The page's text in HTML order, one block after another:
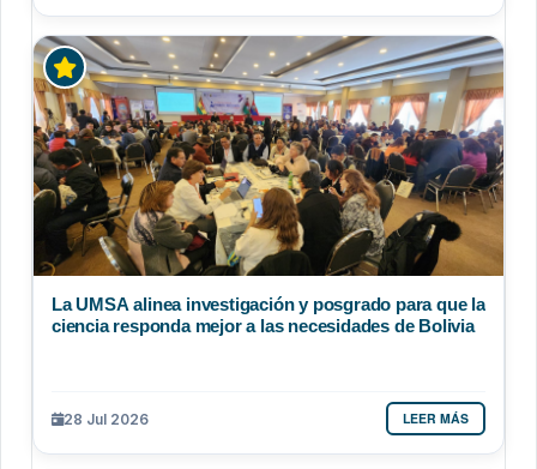
La UMSA alinea investigación y posgrado para que la
ciencia responda mejor a las necesidades de Bolivia
28 Jul 2026 LEER MÁS